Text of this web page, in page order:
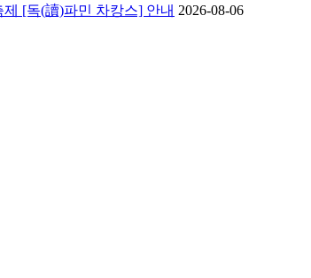
[독(讀)파민 차캉스] 안내 2026-08-06